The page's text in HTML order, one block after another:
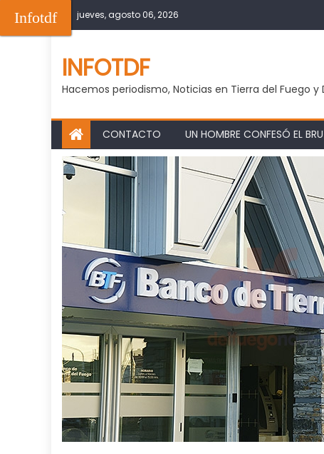
to
jueves, agosto 06, 2026
INFOTDF
Hacemos periodismo, Noticias en Tierra del Fuego y
CONTACTO UN HOMBRE CONFESÓ EL
Infotdf